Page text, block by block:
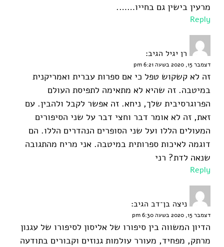
מרעין בישין גם בחייו…….
Reply
רן יגיל הגיב:
דצמבר 15, 2020 בשעה 6:21 pm
זה לא קשקוש טפל כי אם ספרות עברית ואמריקנית
במיטבה. זה שהיא לא מתאימה לתפיסת העולם
הפרוגרסיבית שלך, ניחא. זה אפשר לקבל ולהבין. עם
זאת, זה לא אומר דבר וחצי דבר על שני הסיפורים
המעולים הללו ועל שני הסופרים הנהדרים הללו. הם
דוגמה לאיכות ספרותית במיטבה. אני מריח מהתגובה
שנאה לדת? רני
Reply
ניצה בן־דב הגיב:
דצמבר 15, 2020 בשעה 6:30 pm
הדיון המשווה בין סיפורו של אליסון לסיפורו של עגנון
מרתק, מפחיד, מעורר עולמות גנוזים וקבורים בתודעה